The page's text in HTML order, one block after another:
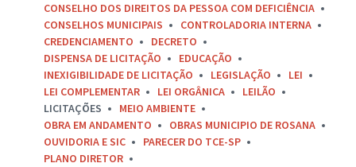
CONSELHO DOS DIREITOS DA PESSOA COM DEFICIÊNCIA
CONSELHOS MUNICIPAIS
CONTROLADORIA INTERNA
CREDENCIAMENTO
DECRETO
DISPENSA DE LICITAÇÃO
EDUCAÇÃO
INEXIGIBILIDADE DE LICITAÇÃO
LEGISLAÇÃO
LEI
LEI COMPLEMENTAR
LEI ORGÂNICA
LEILÃO
LICITAÇÕES
MEIO AMBIENTE
OBRA EM ANDAMENTO
OBRAS MUNICIPIO DE ROSANA
OUVIDORIA E SIC
PARECER DO TCE-SP
PLANO DIRETOR